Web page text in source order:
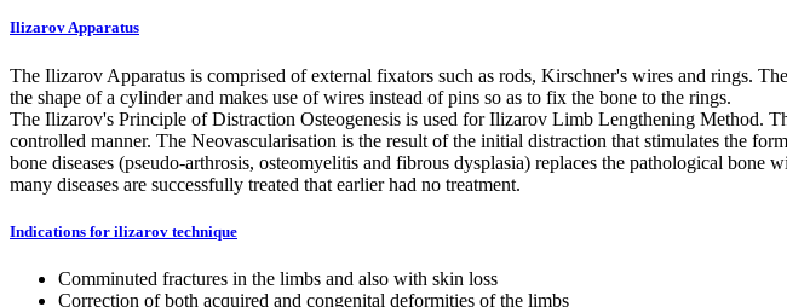
Ilizarov Apparatus
The Ilizarov Apparatus is comprised of external fixators such as rods, Kirschner's wires and rings.
the shape of a cylinder and makes use of wires instead of pins so as to fix the bone to the rings.
The Ilizarov's Principle of Distraction Osteogenesis is used for Ilizarov Limb Lengthening Method.
controlled manner. The Neovascularisation is the result of the initial distraction that stimulates the
bone diseases (pseudo-arthrosis, osteomyelitis and fibrous dysplasia) replaces the pathological
many diseases are successfully treated that earlier had no treatment.
Indications for ilizarov technique
Comminuted fractures in the limbs and also with skin loss
Correction of both acquired and congenital deformities of the limbs